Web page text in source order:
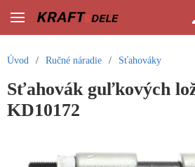
Úvod / Ručné náradie / Sťahováky
Sťahovák guľkových
KD10172